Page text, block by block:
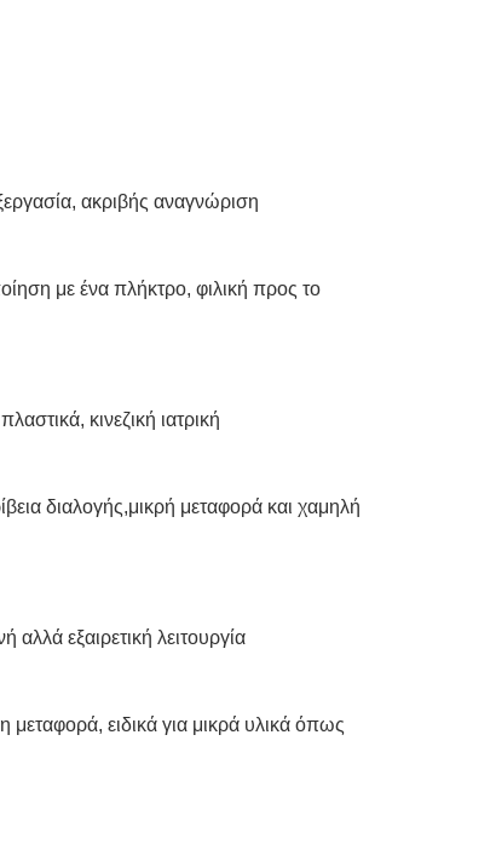
ακριβής αναγνώριση
με ένα πλήκτρο, φιλική προς το
κινεζική ιατρική
διαλογής,μικρή μεταφορά και χαμηλή
εξαιρετική λειτουργία
ειδικά για μικρά υλικά όπως